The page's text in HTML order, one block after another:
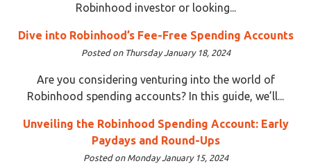
Robinhood investor or looking...
Dive into Robinhood’s Fee-Free Spending Accounts
Posted on Thursday January 18, 2024
Are you considering venturing into the world of
Robinhood spending accounts? In this guide, we’ll...
Unveiling the Robinhood Spending Account: Early
Paydays and Round-Ups
Posted on Monday January 15, 2024